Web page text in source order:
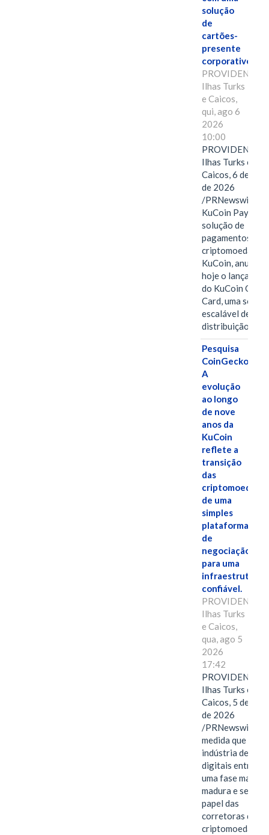
solução
de
cartões-
presente
corporativos.
Ilhas Turks
e Caicos,
qui, ago 6
2026
10:00
Ilhas Turks e
Caicos, 6 de
de 2026
/PRNewswire/
KuCoin Pay,
solução de
pagamentos em
criptomoedas da
KuCoin,
hoje o
do KuCoin Gift
Card, uma
escalável de
distribuição de…
Pesquisa
CoinGecko:
A
evolução
ao longo
de nove
anos da
KuCoin
reflete a
transição
das
criptomoedas
de uma
simples
plataforma
de
negociação
para uma
infraestrutura
confiável.
Ilhas Turks
e Caicos,
qua, ago 5
2026
17:42
Ilhas Turks e
Caicos, 5 de
de 2026
/PRNewswire/
medida que a
indústria de
digitais entra em
uma fase mais
madura e
papel das
corretoras de
criptomoedas